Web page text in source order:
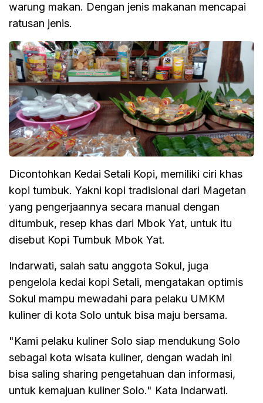
warung makan. Dengan jenis makanan mencapai
ratusan jenis.
Dicontohkan Kedai Setali Kopi, memiliki ciri khas
kopi tumbuk. Yakni kopi tradisional dari Magetan
yang pengerjaannya secara manual dengan
ditumbuk, resep khas dari Mbok Yat, untuk itu
disebut Kopi Tumbuk Mbok Yat.
Indarwati, salah satu anggota Sokul, juga
pengelola kedai kopi Setali, mengatakan optimis
Sokul mampu mewadahi para pelaku UMKM
kuliner di kota Solo untuk bisa maju bersama.
"Kami pelaku kuliner Solo siap mendukung Solo
sebagai kota wisata kuliner, dengan wadah ini
bisa saling sharing pengetahuan dan informasi,
untuk kemajuan kuliner Solo." Kata Indarwati.